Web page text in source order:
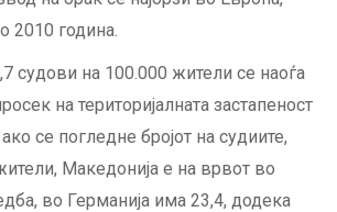
2010 година.
судови на 100.000 жители се наоѓа
на територијалната застапеност
се погледне бројот на судиите,
Македонија е на врвот во
во Германија има 23,4, додека